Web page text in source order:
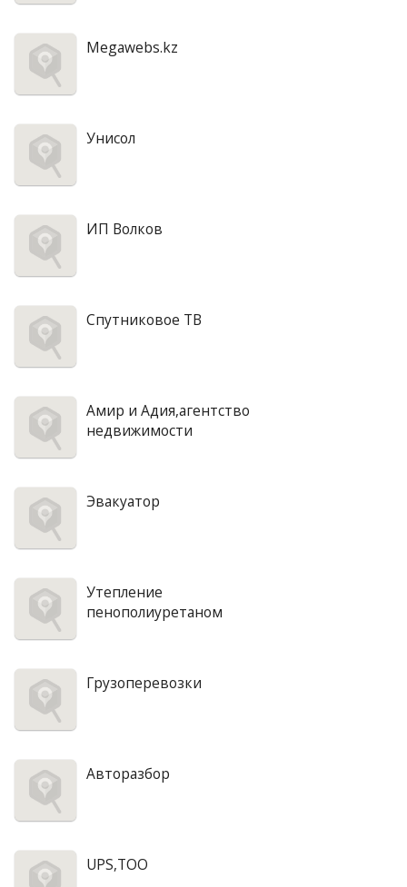
Megawebs.kz
Унисол
ИП Волков
Спутниковое ТВ
Амир и Адия,агентство
недвижимости
Эвакуатор
Утепление
пенополиуретаном
Грузоперевозки
Авторазбор
UPS,ТОО